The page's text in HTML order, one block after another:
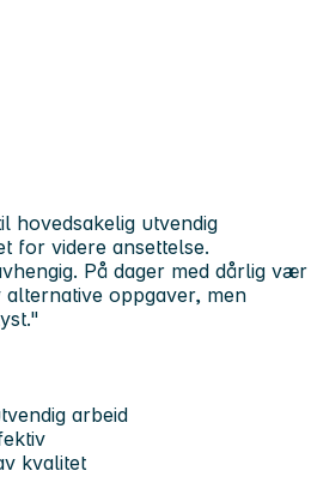
hovedsakelig utvendig
for videre ansettelse.
På dager med dårlig vær
oppgaver, men
arbeid
kvalitet